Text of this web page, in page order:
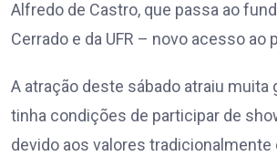
Alfredo de Castro, que passa ao
Cerrado e da UFR – novo acesso ao
A atração deste sábado atraiu muita
tinha condições de participar de
devido aos valores tradicionalmente